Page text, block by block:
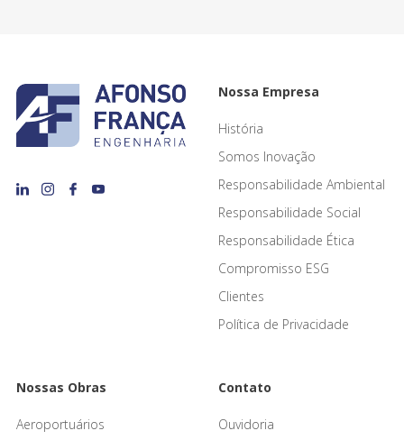
Nossa Empresa
História
Somos Inovação
Responsabilidade Ambiental
Responsabilidade Social
Responsabilidade Ética
Compromisso ESG
Clientes
Política de Privacidade
Nossas Obras
Aeroportuários
Contato
Ouvidoria